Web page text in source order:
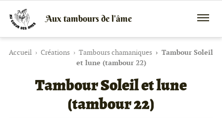
Aux tambours de l'âme
de
chamaniques,
peaux
et
Accueil Créations Tambours chamaniques
Tambour Soleil
et lune (tambour 22)
Tambour Soleil et lune
(tambour 22)